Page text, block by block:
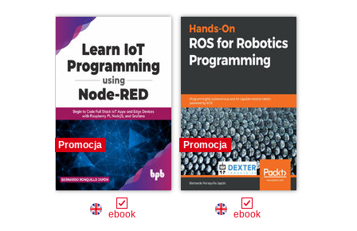
Promocja
ebook
Promocja
ebook